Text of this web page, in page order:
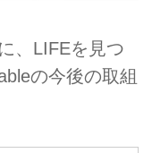
、LIFEを見つ
の今後の取組